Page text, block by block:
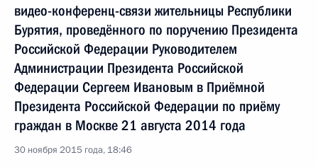
видео-конференц-связи жительницы Республики
Бурятия, проведённого по поручению Президента
Российской Федерации Руководителем
Администрации Президента Российской
Федерации Сергеем Ивановым в Приёмной
Президента Российской Федерации по приёму
граждан в Москве 21 августа 2014 года
30 ноября 2015 года, 18:46